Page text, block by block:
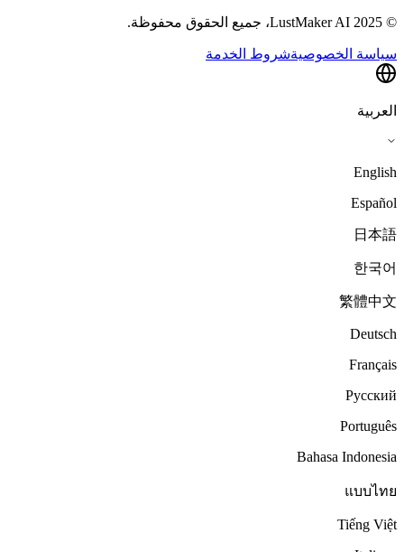
© 2025 LustMaker AI، جميع الحقوق محفوظة.
سياسة الخصوصيةشروط الخدمة
العربية
English
Español
日本語
한국어
繁體中文
Deutsch
Français
Русский
Português
Bahasa Indonesia
แบบไทย
Tiếng Việt